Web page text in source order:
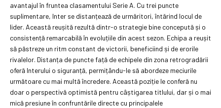
avantajul în fruntea clasamentului Serie A. Cu trei puncte
suplimentare, Inter se distanțează de urmăritori, întărind locul de
lider. Această reușită rezultă dintr-o strategie bine concepută și o
consistență remarcabilă în evoluțiile din acest sezon. Echipa a reușit
să păstreze un ritm constant de victorii, beneficiind și de erorile
rivalelor. Distanța de puncte față de echipele din zona retrogradării
oferă Interului o siguranță, permițându-le să abordeze meciurile
următoare cu mai multă încredere. Această poziție le conferă nu
doar o perspectivă optimistă pentru câștigarea titlului, dar și o mai
mică presiune în confruntările directe cu principalele